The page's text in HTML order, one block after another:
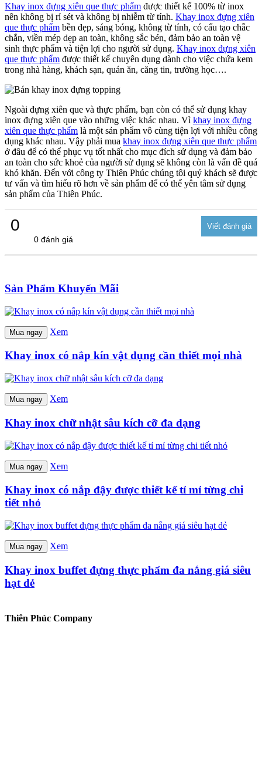
Khay inox đựng xiên que thực phẩm được thiết kế 100% từ inox
nên không bị rỉ sét và không bị nhiễm từ tính. Khay inox đựng xiên
que thực phẩm bền đẹp, sáng bóng, không từ tính, có cấu tạo chắc
chắn, viền mép dẹp an toàn, không sắc bén, đảm bảo an toàn vệ
sinh thực phẩm và tiện lợi cho người sử dụng. Khay inox đựng xiên
que thực phẩm được thiết kế chuyên dụng dành cho việc chứa kem
trong nhà hàng, khách sạn, quán ăn, căng tin, trường học….
Ngoài đựng xiên que và thực phẩm, bạn còn có thể sử dụng khay
inox đựng xiên que vào những việc khác nhau. Vì khay inox đựng
xiên que thực phẩm là một sản phẩm vô cùng tiện lợi với nhiều công
dụng khác nhau. Vậy phải mua khay inox đựng xiên que thực phẩm
ở đâu để có thể phục vụ tốt nhất cho mục đích sử dụng và đảm bảo
an toàn cho sức khoẻ của người sử dụng sẽ không còn là vấn đề quá
khó khăn. Đến với công ty Thiên Phúc chúng tôi quý khách sẽ được
tư vấn và tìm hiểu rõ hơn về sản phẩm để có thể yên tâm sử dụng
sản phẩm của Thiên Phúc.
0
0 đánh giá
Sản Phẩm Khuyến Mãi
Mua ngay Xem
Khay inox có nắp kín vật dụng cần thiết mọi nhà
Mua ngay Xem
Khay inox chữ nhật sâu kích cỡ đa dạng
Mua ngay Xem
Khay inox có nắp đậy được thiết kế tỉ mỉ từng chi
tiết nhỏ
Mua ngay Xem
Khay inox buffet đựng thực phẩm đa nắng giá siêu
hạt dẻ
Thiên Phúc Company